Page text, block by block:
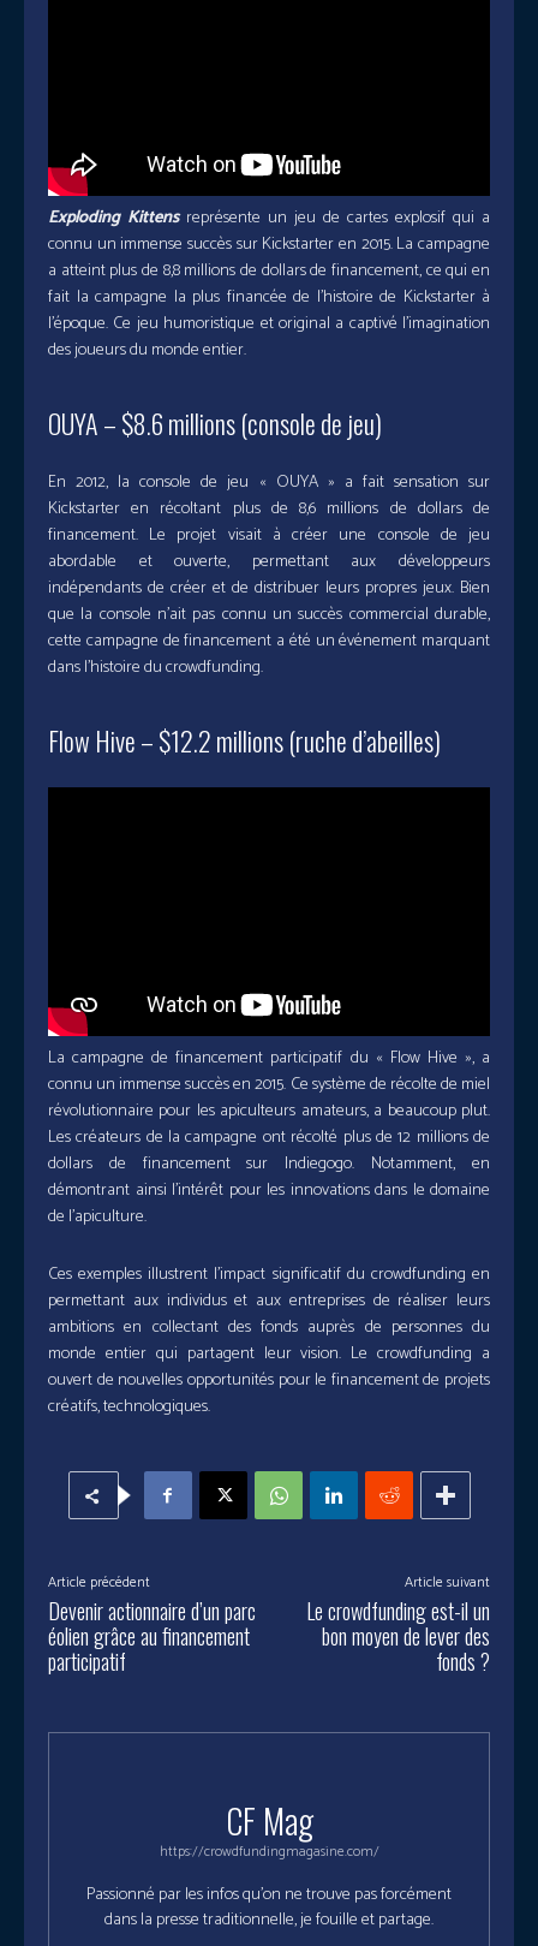
Exploding Kittens représente un jeu de cartes explosif qui a
connu un immense succès sur Kickstarter en 2015. La campagne
a atteint plus de 8,8 millions de dollars de financement, ce qui en
fait la campagne la plus financée de l’histoire de Kickstarter à
l’époque. Ce jeu humoristique et original a captivé l’imagination
des joueurs du monde entier.
OUYA – $8.6 millions (console de jeu)
En 2012, la console de jeu « OUYA » a fait sensation sur
Kickstarter en récoltant plus de 8,6 millions de dollars de
financement. Le projet visait à créer une console de jeu
abordable et ouverte, permettant aux développeurs
indépendants de créer et de distribuer leurs propres jeux. Bien
que la console n’ait pas connu un succès commercial durable,
cette campagne de financement a été un événement marquant
dans l’histoire du crowdfunding.
Flow Hive – $12.2 millions (ruche d’abeilles)
La campagne de financement participatif du « Flow Hive », a
connu un immense succès en 2015. Ce système de récolte de miel
révolutionnaire pour les apiculteurs amateurs, a beaucoup plut.
Les créateurs de la campagne ont récolté plus de 12 millions de
dollars de financement sur Indiegogo. Notamment, en
démontrant ainsi l’intérêt pour les innovations dans le domaine
de l’apiculture.
Ces exemples illustrent l’impact significatif du crowdfunding en
permettant aux individus et aux entreprises de réaliser leurs
ambitions en collectant des fonds auprès de personnes du
monde entier qui partagent leur vision. Le crowdfunding a
ouvert de nouvelles opportunités pour le financement de projets
créatifs, technologiques.
Article précédent
Devenir actionnaire d’un parc
éolien grâce au financement
participatif
Article suivant
Le crowdfunding est-il un
bon moyen de lever des
fonds ?
CF Mag
https://crowdfundingmagasine.com/
Passionné par les infos qu'on ne trouve pas forcément
dans la presse traditionnelle, je fouille et partage.